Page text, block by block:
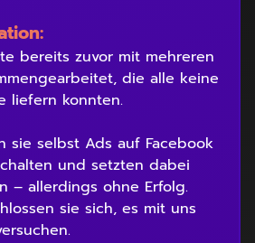
bereits zuvor mit mehreren
die alle keine
liefern konnten.
sie selbst Ads auf Facebook
und setzten dabei
– allerdings ohne Erfolg.
sie sich, es mit uns